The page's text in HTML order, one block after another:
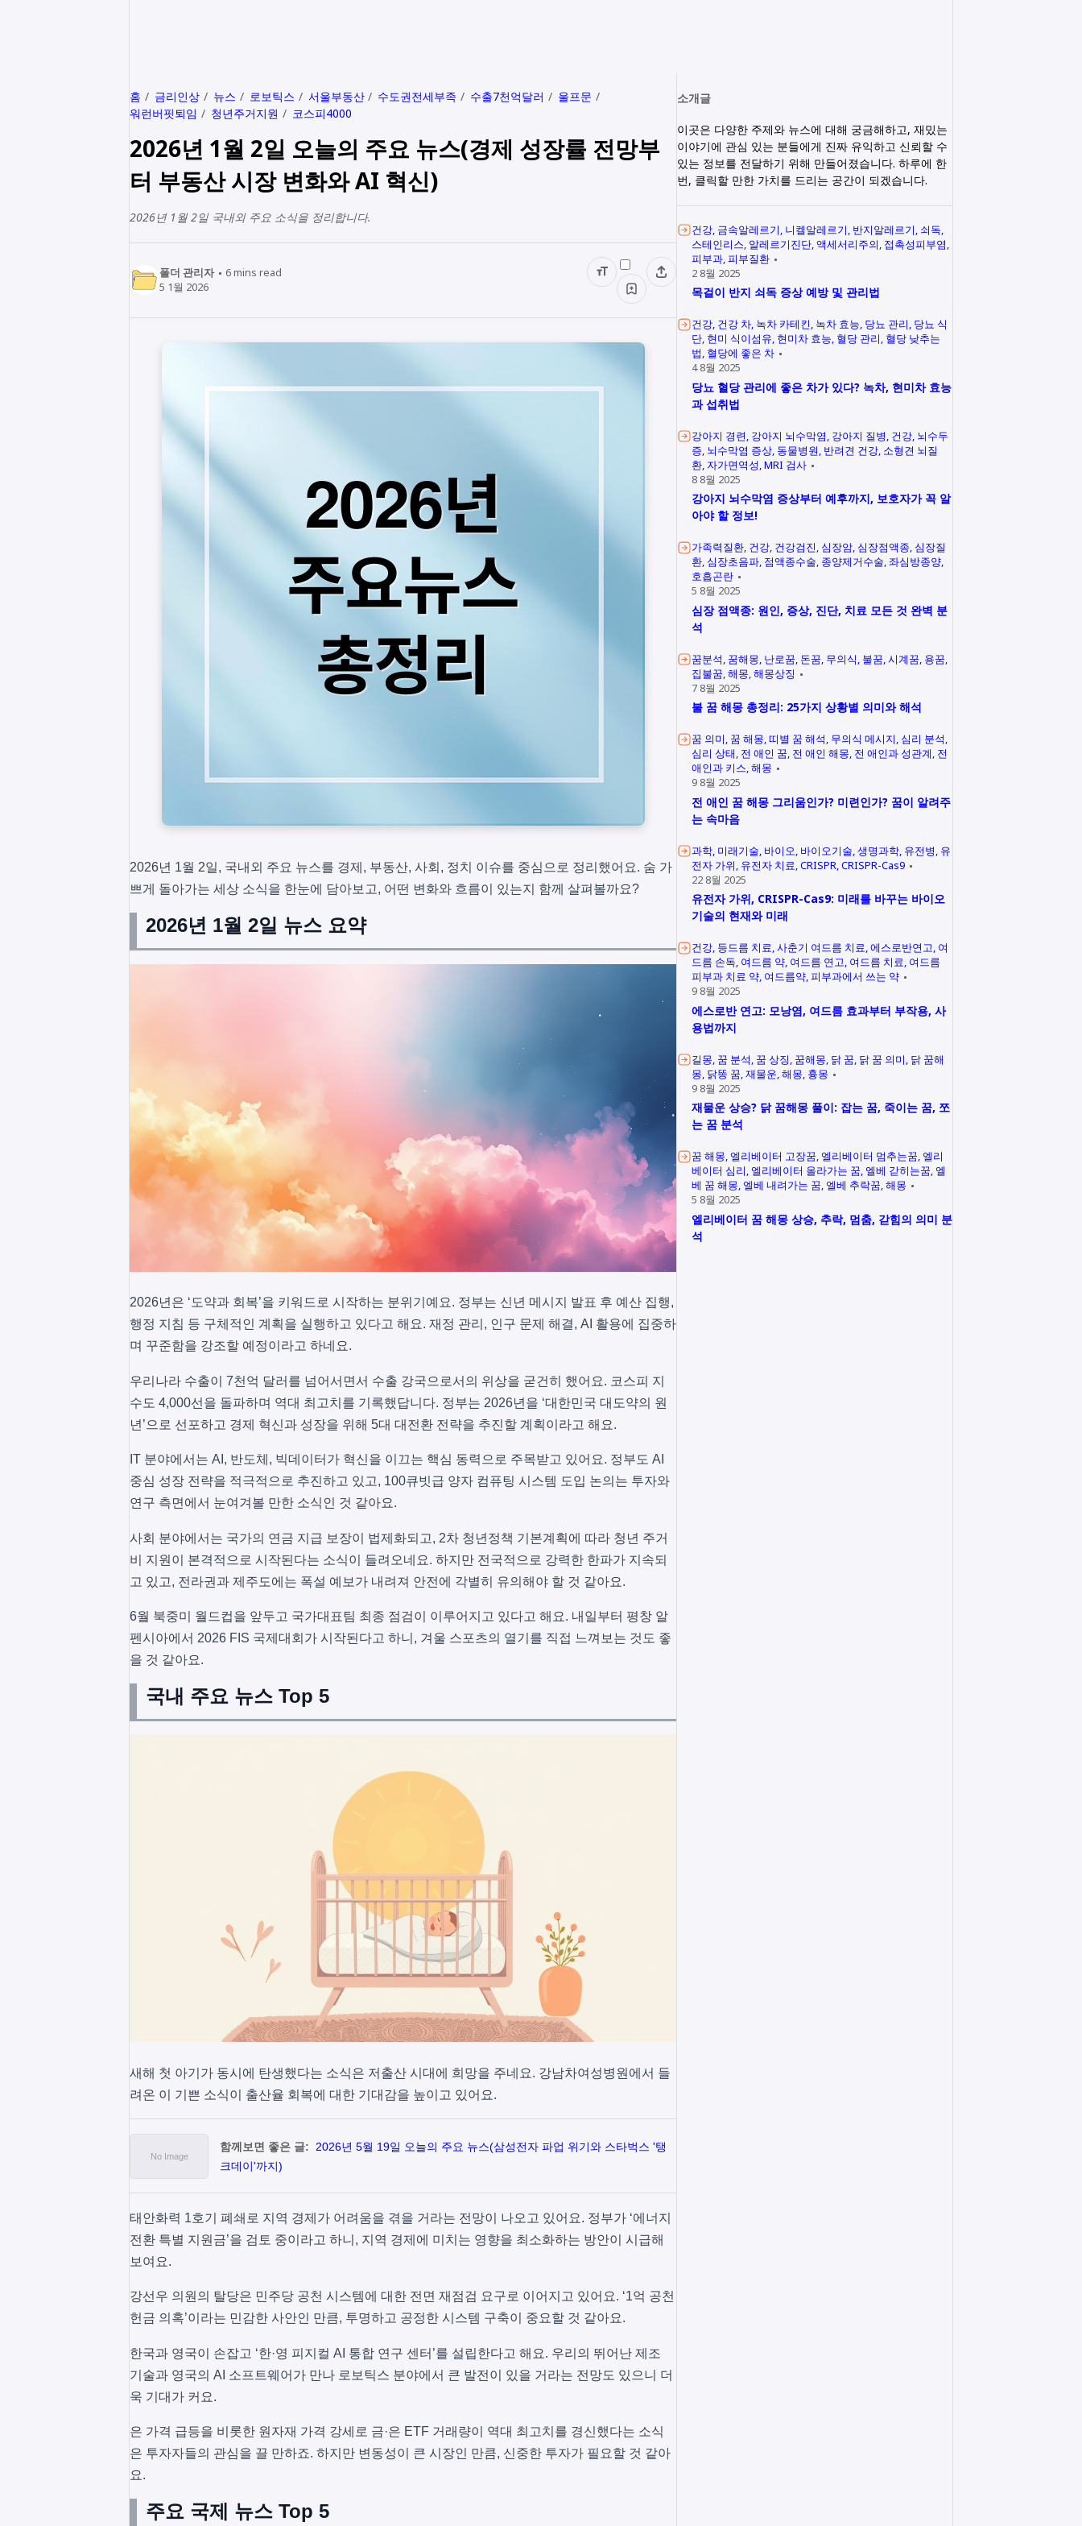
홈 금리인상 뉴스 로보틱스 서울부동산 수도권전세부족 수출7천억달러
울프문
워런버핏퇴임
청년주거지원 코스피4000
2026년 1월 2일 오늘의 주요 뉴스(경제 성장률 전망부
터 부동산 시장 변화와 AI 혁신)
2026년 1월 2일 국내외 주요 소식을 정리합니다.
폴더 관리자 6mins read
5 1월 2026
2026년 1월 2일, 국내외 주요 뉴스를 경제, 부동산, 사회, 정치 이슈를 중심으로 정리했어요. 숨 가
쁘게 돌아가는 세상 소식을 한눈에 담아보고, 어떤 변화와 흐름이 있는지 함께 살펴볼까요?
2026년 1월 2일 뉴스 요약
2026년은 ‘도약과 회복’을 키워드로 시작하는 분위기예요. 정부는 신년 메시지 발표 후 예산 집행,
행정 지침 등 구체적인 계획을 실행하고 있다고 해요. 재정 관리, 인구 문제 해결, AI 활용에 집중하
며 꾸준함을 강조할 예정이라고 하네요.
우리나라 수출이 7천억 달러를 넘어서면서 수출 강국으로서의 위상을 굳건히 했어요. 코스피 지
수도 4,000선을 돌파하며 역대 최고치를 기록했답니다. 정부는 2026년을 ‘대한민국 대도약의 원
년’으로 선포하고 경제 혁신과 성장을 위해 5대 대전환 전략을 추진할 계획이라고 해요.
IT 분야에서는 AI, 반도체, 빅데이터가 혁신을 이끄는 핵심 동력으로 주목받고 있어요. 정부도 AI
중심 성장 전략을 적극적으로 추진하고 있고, 100큐빗급 양자 컴퓨팅 시스템 도입 논의는 투자와
연구 측면에서 눈여겨볼 만한 소식인 것 같아요.
사회 분야에서는 국가의 연금 지급 보장이 법제화되고, 2차 청년정책 기본계획에 따라 청년 주거
비 지원이 본격적으로 시작된다는 소식이 들려오네요. 하지만 전국적으로 강력한 한파가 지속되
고 있고, 전라권과 제주도에는 폭설 예보가 내려져 안전에 각별히 유의해야 할 것 같아요.
6월 북중미 월드컵을 앞두고 국가대표팀 최종 점검이 이루어지고 있다고 해요. 내일부터 평창 알
펜시아에서 2026 FIS 국제대회가 시작된다고 하니, 겨울 스포츠의 열기를 직접 느껴보는 것도 좋
을 것 같아요.
국내 주요 뉴스 Top 5
새해 첫 아기가 동시에 탄생했다는 소식은 저출산 시대에 희망을 주네요. 강남차여성병원에서 들
려온 이 기쁜 소식이 출산율 회복에 대한 기대감을 높이고 있어요.
함께보면 좋은 글:
2026년 5월 19일 오늘의 주요 뉴스(삼성전자 파업 위기와 스타벅스 '탱
크데이'까지)
태안화력 1호기 폐쇄로 지역 경제가 어려움을 겪을 거라는 전망이 나오고 있어요. 정부가 ‘에너지
전환 특별 지원금’을 검토 중이라고 하니, 지역 경제에 미치는 영향을 최소화하는 방안이 시급해
보여요.
강선우 의원의 탈당은 민주당 공천 시스템에 대한 전면 재점검 요구로 이어지고 있어요. ‘1억 공천
헌금 의혹’이라는 민감한 사안인 만큼, 투명하고 공정한 시스템 구축이 중요할 것 같아요.
한국과 영국이 손잡고 ‘한·영 피지컬 AI 통합 연구 센터’를 설립한다고 해요. 우리의 뛰어난 제조
기술과 영국의 AI 소프트웨어가 만나 로보틱스 분야에서 큰 발전이 있을 거라는 전망도 있으니 더
욱 기대가 커요.
은 가격 급등을 비롯한 원자재 가격 강세로 금·은 ETF 거래량이 역대 최고치를 경신했다는 소식
은 투자자들의 관심을 끌 만하죠. 하지만 변동성이 큰 시장인 만큼, 신중한 투자가 필요할 것 같아
요.
주요 국제 뉴스 Top 5
소개글
이곳은 다양한 주제와 뉴스에 대해 궁금해하고, 재밌는
이야기에 관심 있는 분들에게 진짜 유익하고 신뢰할 수
있는 정보를 전달하기 위해 만들어졌습니다. 하루에 한
번, 클릭할 만한 가치를 드리는 공간이 되겠습니다.
건강 금속알레르기 니켈알레르기 반지알레르기 쇠독
스테인리스 알레르기진단 액세서리주의 접촉성피부염
피부과 피부질환
2 8월 2025
목걸이 반지 쇠독 증상 예방 및 관리법
건강 건강 차 녹차 카테킨 녹차 효능 당뇨 관리 당뇨 식
단 현미 식이섬유 현미차 효능 혈당 관리 혈당 낮추는
법 혈당에 좋은 차
4 8월 2025
당뇨 혈당 관리에 좋은 차가 있다? 녹차, 현미차 효능
과 섭취법
강아지 경련 강아지 뇌수막염 강아지 질병 건강 뇌수두
증 뇌수막염 증상 동물병원 반려견 건강 소형견 뇌질
환 자가면역성 MRI 검사
8 8월 2025
강아지 뇌수막염 증상부터 예후까지, 보호자가 꼭 알
아야 할 정보!
가족력질환 건강 건강검진 심장암 심장점액종 심장질
환 심장초음파 점액종수술 종양제거수술 좌심방종양
호흡곤란
5 8월 2025
심장 점액종: 원인, 증상, 진단, 치료 모든 것 완벽 분
석
꿈분석 꿈해몽 난로꿈 돈꿈 무의식 불꿈 시계꿈 용꿈
집불꿈 해몽 해몽상징
7 8월 2025
불 꿈 해몽 총정리: 25가지 상황별 의미와 해석
꿈 의미 꿈 해몽 띠별 꿈 해석 무의식 메시지 심리 분석
심리 상태 전 애인 꿈 전 애인 해몽 전 애인과 성관계 전
애인과 키스 해몽
9 8월 2025
전 애인 꿈 해몽 그리움인가? 미련인가? 꿈이 알려주
는 속마음
과학 미래기술 바이오 바이오기술 생명과학 유전병 유
전자 가위 유전자 치료 CRISPR CRISPR-Cas9
22 8월 2025
유전자 가위, CRISPR-Cas9: 미래를 바꾸는 바이오
기술의 현재와 미래
건강 등드름 치료 사춘기 여드름 치료 에스로반연고 여
드름 손독 여드름 약 여드름 연고 여드름 치료 여드름
피부과 치료 약 여드름약 피부과에서 쓰는 약
9 8월 2025
에스로반 연고: 모낭염, 여드름 효과부터 부작용, 사
용법까지
길몽 꿈 분석 꿈 상징 꿈해몽 닭 꿈 닭 꿈 의미 닭 꿈해
몽 닭똥 꿈 재물운 해몽 흉몽
9 8월 2025
재물운 상승? 닭 꿈해몽 풀이: 잡는 꿈, 죽이는 꿈, 쪼
는 꿈 분석
꿈 해몽 엘리베이터 고장꿈 엘리베이터 멈추는꿈 엘리
베이터 심리 엘리베이터 올라가는 꿈 엘베 갇히는꿈 엘
베 꿈 해몽 엘베 내려가는 꿈 엘베 추락꿈 해몽
5 8월 2025
엘리베이터 꿈 해몽 상승, 추락, 멈춤, 갇힘의 의미 분
석